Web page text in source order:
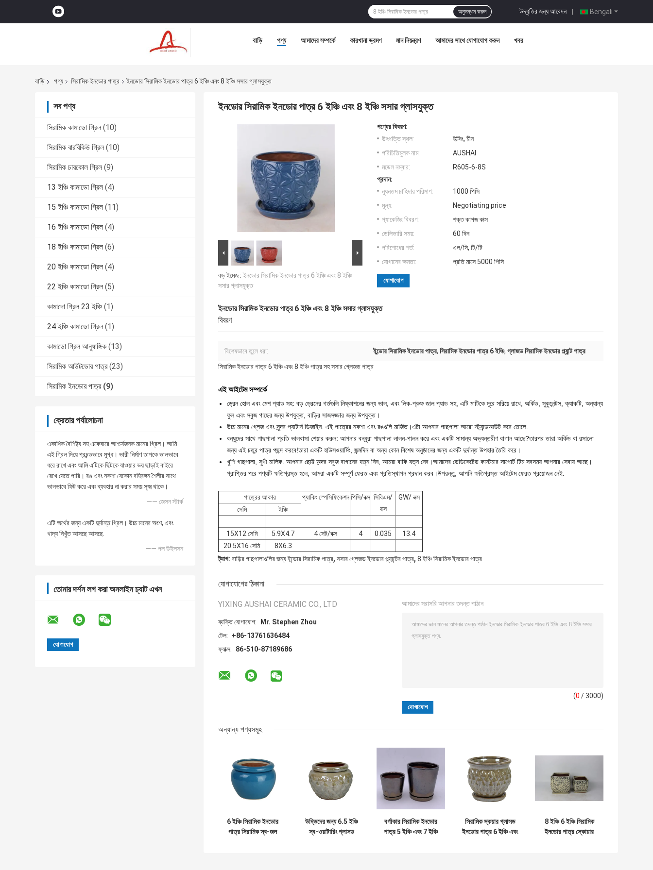
Bengali
উদ্ধৃতির জন্য আবেদন |
অনুসন্ধান করুন
বাড়ি পণ্য আমাদের সম্পর্কে কারখানা ভ্রমণ মান নিয়ন্ত্রণ আমাদের সাথে যোগাযোগ করুন খবর
বাড়ি পণ্য সিরামিক ইনডোর পাত্র ইনডোর সিরামিক ইনডোর পাত্র 6 ইঞ্চি এবং 8 ইঞ্চি সসার গ্লাসযুক্ত
সব পণ্য
সিরামিক কামাডো গ্রিল (10)
সিরামিক বারবিকিউ গ্রিল (10)
সিরামিক চারকোল গ্রিল (9)
13 ইঞ্চি কামাডো গ্রিল (4)
15 ইঞ্চি কামাডো গ্রিল (11)
16 ইঞ্চি কামাডো গ্রিল (4)
18 ইঞ্চি কামাডো গ্রিল (6)
20 ইঞ্চি কামাডো গ্রিল (4)
22 ইঞ্চি কামাডো গ্রিল (5)
কামাদো গ্রিল 23 ইঞ্চি (1)
24 ইঞ্চি কামাডো গ্রিল (1)
কামাডো গ্রিল আনুষাঙ্গিক (13)
সিরামিক আউটডোর পাত্র (23)
সিরামিক ইনডোর পাত্র (9)
ক্রেতার পর্যালোচনা
একাধিক বৈশিষ্ট্য সহ একেবারে আশ্চর্যজনক মানের গ্রিল। আমি
এই গ্রিল দিয়ে প্রচন্ডভাবে মুগ্ধ। ভারী নির্মাণ তাপকে ভালভাবে
ধরে রাখে এবং আমি এটিকে ছিটকে যাওয়ার ভয় ছাড়াই বাইরে
রেখে যেতে পারি। রঙ এবং নকশা যেকোন বহিরঙ্গন শৈলীর সাথে
ভালভাবে ফিট করে এবং ব্যবহার না করার সময় সূক্ষ্ম থাকে।
—— জেসন স্টার্ক
এটি অর্থের জন্য একটি দুর্দান্ত গ্রিল। উচ্চ মানের অংশ, এবং
খাদ্য নিখুঁত আসছে আসছে.
—— পল উইলসন
তোমার দর্শন লগ করা অনলাইন চ্যাট এখন
ইনডোর সিরামিক ইনডোর পাত্র 6 ইঞ্চি এবং 8 ইঞ্চি সসার গ্লাসযুক্ত
বড় ইমেজ : ইনডোর সিরামিক ইনডোর পাত্র 6 ইঞ্চি এবং 8 ইঞ্চি
সসার গ্লাসযুক্ত
পণ্যের বিবরণ:
উৎপত্তি স্থল:
ইক্সিং, চীন
পরিচিতিমুলক নাম:
AUSHAI
মডেল নম্বার:
R605-6-8S
প্রদান:
ন্যূনতম চাহিদার পরিমাণ:
1000 পিসি
মূল্য:
Negotiating price
প্যাকেজিং বিবরণ:
শক্ত কাগজ বাক্স
ডেলিভারি সময়:
60 দিন
পরিশোধের শর্ত:
এল/সি, টি/টি
যোগানের ক্ষমতা:
প্রতি মাসে 5000 পিসি
যোগাযোগ
ইনডোর সিরামিক ইনডোর পাত্র 6 ইঞ্চি এবং 8 ইঞ্চি সসার গ্লাসযুক্ত
বিবরণ
বিশেষভাবে তুলে ধরা: ইন্ডোর সিরামিক ইনডোর পাত্র, সিরামিক ইনডোর পাত্র 6 ইঞ্চি, গ্লাজড সিরামিক ইনডোর প্ল্যান্ট পাত্র
সিরামিক ইনডোর পাত্র 6 ইঞ্চি এবং 8 ইঞ্চি পাত্র সহ সসার গ্লেজড পাত্র
এই আইটেম সম্পর্কে
ড্রেন হোল এবং মেশ প্যাড সহ: বড় ড্রেনের গর্তগুলি নিষ্কাশনের জন্য ভাল, এবং লিক-প্রুফ জাল প্যাড সহ, এটি মাটিকে দূরে সরিয়ে রাখে, অর্কিড, সুকুলেন্টস, ক্যাকটি, অন্যান্য
ফুল এবং সবুজ গাছের জন্য উপযুক্ত, বাড়ির সাজসজ্জার জন্য উপযুক্ত।
উচ্চ মানের গ্লেজ এবং সুন্দর প্যাটার্ন ডিজাইন: এই পাত্রের নকশা এবং রঙগুলি মার্জিত।এটা আপনার গাছপালা আরো স্ট্যান্ডআউট করে তোলে.
বন্ধুদের সাথে গাছপালা প্রতি ভালবাসা শেয়ার করুন: আপনার বন্ধুরা গাছপালা লালন-পালন করে এবং একটি সামান্য অভ্যন্তরীণ বাগান আছে?তারপর তারা অর্কিড বা রসালো
জন্য এই চতুর পাত্র পছন্দ করবে!তারা একটি হাউসওয়ার্মিং, জন্মদিন বা অন্য কোন বিশেষ অনুষ্ঠানের জন্য একটি দুর্দান্ত উপহার তৈরি করে।
খুশি গাছপালা, সুখী মালিক: আপনার ছোট্ট অন্দর সবুজ বাগানের যত্ন নিন, আমরা বাকি যত্ন নেব।আমাদের ডেডিকেটেড কাস্টমার সাপোর্ট টিম সবসময় আপনার সেবায় আছে।
প্রাপ্তির পরে পণ্যটি ক্ষতিগ্রস্ত হলে, আমরা একটি সম্পূর্ণ ফেরত এবং প্রতিস্থাপন প্রদান করব।উপরন্তু, আপনি ক্ষতিগ্রস্ত আইটেম ফেরত প্রয়োজন নেই.
পাত্রের আকার প্যাকিং স্পেসিফিকেশন পিসি/বক্স সিবিএম/
বক্স
GW/ বক্স
সেমি
ইঞ্চি
15X12 সেমি 5.9X4.7 4 সেট/বক্স 4 0.035
13.4
20.5X16 সেমি
8X6.3
ট্যাগ: বাড়ির গাছপালাগুলির জন্য ইন্ডোর সিরামিক পাত্র, সসার গ্লেজড ইনডোর প্ল্যান্টের পাত্র, 8 ইঞ্চি সিরামিক ইনডোর পাত্র
যোগাযোগের ঠিকানা
YIXING AUSHAI CERAMIC CO., LTD
ব্যক্তি যোগাযোগ:
Mr. Stephen Zhou
টেল:
+86-13761636484
ফ্যাক্স:
86-510-87189686
আমাদের সরাসরি আপনার তদন্ত পাঠান
(0 / 3000)
অন্যান্য পণ্যসমূহ
6 ইঞ্চি সিরামিক ইনডোর
পাত্র সিরামিক স্ব-জল
উদ্ভিদের জন্য 6.5 ইঞ্চি
স্ব-ওয়াটারিং গ্লাসড
বর্গাকার সিরামিক ইনডোর
পাত্র 5 ইঞ্চি এবং 7 ইঞ্চি
সিরামিক স্কয়ার গ্লাসড
ইনডোর পাত্র 6 ইঞ্চি এবং
8 ইঞ্চি 6 ইঞ্চি সিরামিক
ইনডোর পাত্র স্কোয়ার